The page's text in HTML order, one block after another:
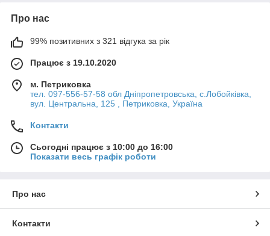
Про нас
99% позитивних з 321 відгука за рік
Працює з 19.10.2020
м. Петриковка
тел. 097-556-57-58 обл Дніпропетровська, с.Лобойківка,
вул. Центральна, 125 , Петриковка, Україна
Контакти
Сьогодні працює з 10:00 до 16:00
Показати весь графік роботи
Про нас
Контакти